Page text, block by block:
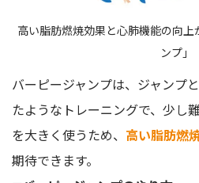
高い脂肪燃焼効果と心肺機能の向
ンプ」
バーピージャンプは、ジャンプ
たようなトレーニングで、少し
を大きく使うため、 高い脂肪燃
期待できます。